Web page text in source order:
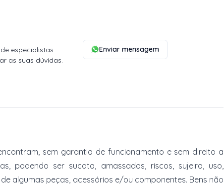
especialistas
as suas dúvidas.
Enviar mensagem
sem garantia de funcionamento e sem direito a
podendo ser sucata, amassados, riscos, sujeira, uso,
algumas peças, acessórios e/ou componentes. Bens não